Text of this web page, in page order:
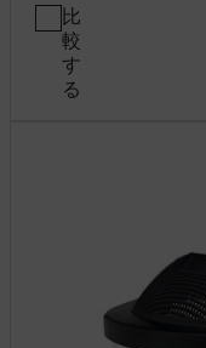
比
較
す
る